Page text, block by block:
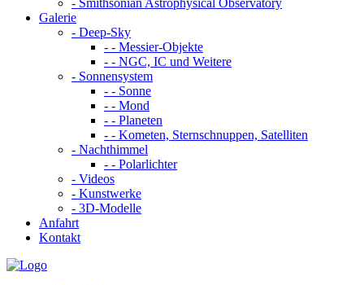
- Smithsonian Astrophysical Observatory
Galerie
- Deep-Sky
- - Messier-Objekte
- - NGC, IC und Weitere
- Sonnensystem
- - Sonne
- - Mond
- - Planeten
- - Kometen, Sternschnuppen, Satelliten
- Nachthimmel
- - Polarlichter
- Videos
- Kunstwerke
- 3D-Modelle
Anfahrt
Kontakt